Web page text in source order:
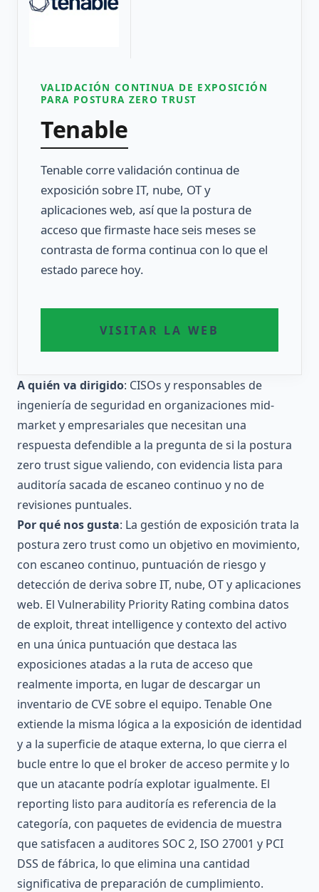
VALIDACIÓN CONTINUA DE EXPOSICIÓN
PARA POSTURA ZERO TRUST
Tenable
Tenable corre validación continua de
exposición sobre IT, nube, OT y
aplicaciones web, así que la postura de
acceso que firmaste hace seis meses se
contrasta de forma continua con lo que el
estado parece hoy.
VISITAR LA WEB
A quién va dirigido: CISOs y responsables de
ingeniería de seguridad en organizaciones mid-
market y empresariales que necesitan una
respuesta defendible a la pregunta de si la postura
zero trust sigue valiendo, con evidencia lista para
auditoría sacada de escaneo continuo y no de
revisiones puntuales.
Por qué nos gusta: La gestión de exposición trata la
postura zero trust como un objetivo en movimiento,
con escaneo continuo, puntuación de riesgo y
detección de deriva sobre IT, nube, OT y aplicaciones
web. El Vulnerability Priority Rating combina datos
de exploit, threat intelligence y contexto del activo
en una única puntuación que destaca las
exposiciones atadas a la ruta de acceso que
realmente importa, en lugar de descargar un
inventario de CVE sobre el equipo. Tenable One
extiende la misma lógica a la exposición de identidad
y a la superficie de ataque externa, lo que cierra el
bucle entre lo que el broker de acceso permite y lo
que un atacante podría explotar igualmente. El
reporting listo para auditoría es referencia de la
categoría, con paquetes de evidencia de muestra
que satisfacen a auditores SOC 2, ISO 27001 y PCI
DSS de fábrica, lo que elimina una cantidad
significativa de preparación de cumplimiento.